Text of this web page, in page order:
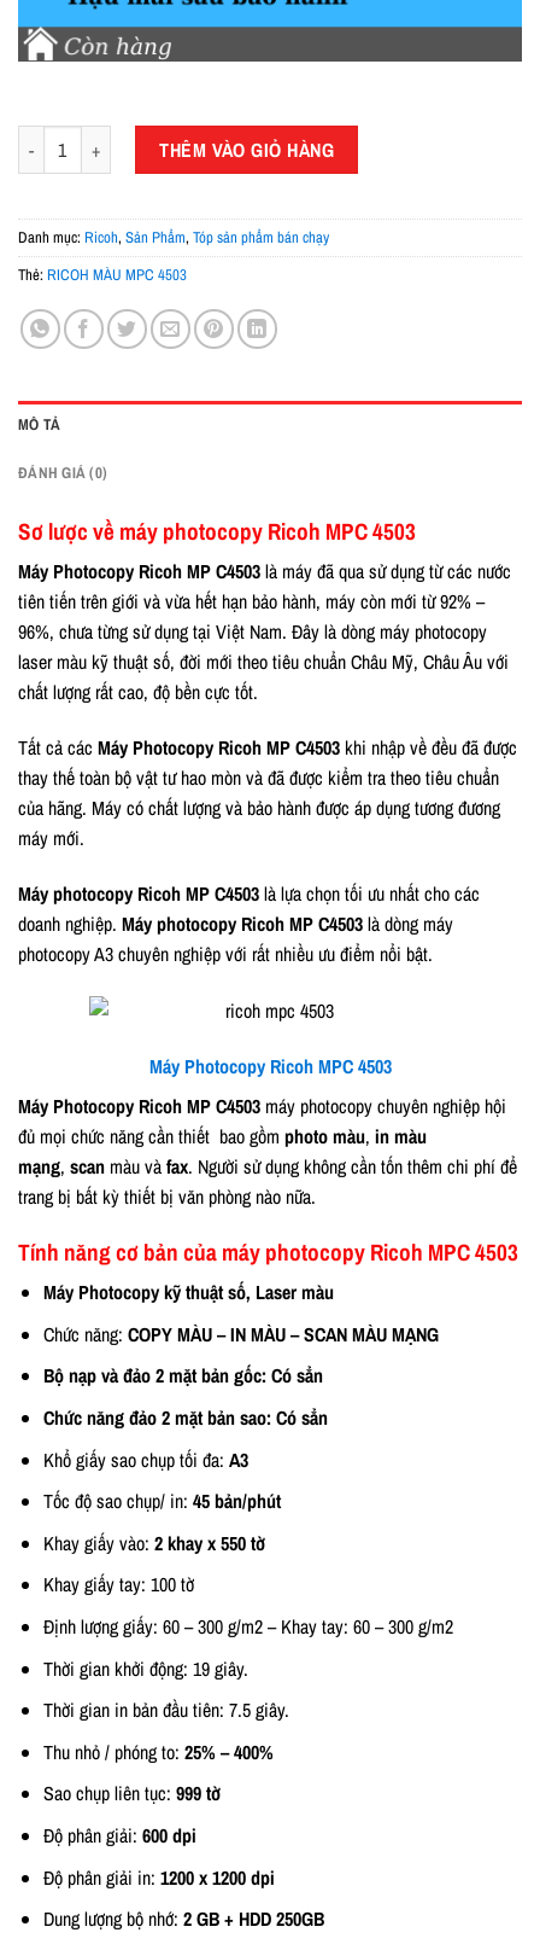
MÁY PHOTOCOPY RICOH AFICIO MPC 4503 số lượng
THÊM VÀO GIỎ HÀNG
Danh mục:Ricoh, Sản Phẩm, Tóp sản phẩm bán chạy
Thẻ:RICOH MÀU MPC 4503
MÔ TẢ
ĐÁNH GIÁ (0)
Sơ lược về máy photocopy Ricoh MPC 4503
Máy Photocopy Ricoh MP C4503là máy đã qua sử dụng từ các nước
tiên tiến trên giới và vừa hết hạn bảo hành, máy còn mới từ 92% –
96%, chưa từng sử dụng tại Việt Nam. Đây là dòng máy photocopy
laser màu kỹ thuật số, đời mới theo tiêu chuẩn Châu Mỹ, Châu Âu với
chất lượng rất cao, độ bền cực tốt.
Tất cả các Máy Photocopy Ricoh MP C4503 khi nhập về đều đã được
thay thế toàn bộ vật tư hao mòn và đã được kiểm tra theo tiêu chuẩn
của hãng. Máy có chất lượng và bảo hành được áp dụng tương đương
máy mới.
Máy photocopy Ricoh MP C4503là lựa chọn tối ưu nhất cho các
doanh nghiệp. Máy photocopy Ricoh MP C4503là dòng máy
photocopy A3 chuyên nghiệp với rất nhiều ưu điểm nổi bật.
Máy Photocopy Ricoh MPC 4503
Máy Photocopy Ricoh MP C4503 máy photocopy chuyên nghiệp hội
đủ mọi chức năng cần thiết bao gồm photo màu, in màu
mạng, scan màu vàfax. Người sử dụng không cần tốn thêm chi phí để
trang bị bất kỳ thiết bị văn phòng nào nữa.
Tính năng cơ bản của máy photocopy Ricoh MPC 4503
Máy Photocopy kỹ thuật số, Laser màu
Chức năng: COPY MÀU – IN MÀU – SCAN MÀU MẠNG
Bộ nạp và đảo 2 mặt bản gốc: Có sẳn
Chức năng đảo 2 mặt bản sao: Có sẳn
Khổ giấy sao chụp tối đa: A3
Tốc độ sao chụp/ in: 45 bản/phút
Khay giấy vào: 2 khay x 550 tờ
Khay giấy tay: 100 tờ
Định lượng giấy: 60 – 300 g/m2 – Khay tay: 60 – 300 g/m2
Thời gian khởi động: 19 giây.
Thời gian in bản đầu tiên: 7.5 giây.
Thu nhỏ / phóng to: 25% – 400%
Sao chụp liên tục: 999 tờ
Độ phân giải: 600 dpi
Độ phân giải in: 1200 x 1200 dpi
Dung lượng bộ nhớ: 2 GB + HDD 250GB